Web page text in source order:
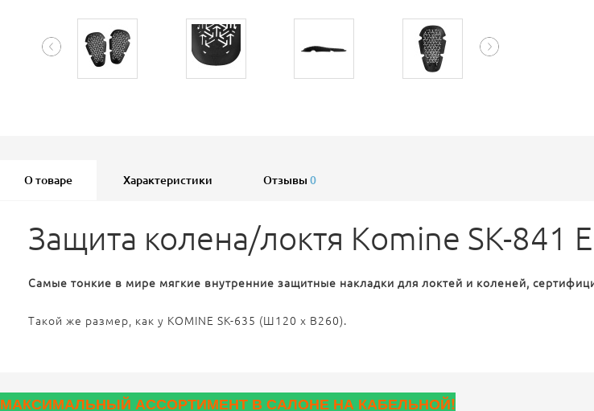
О товаре Характеристики Отзывы 0
Защита колена/локтя Komine SK-841
Самые тонкие в мире мягкие внутренние защитные накладки для локтей и коленей,
Такой же размер, как у KOMINE SK-635 (Ш120 x В260).
МАКСИМАЛЬНЫЙ АССОРТИМЕНТ В САЛОНЕ НА КАБЕЛЬНОЙ!